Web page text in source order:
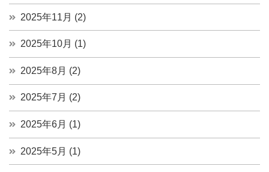
2025年11月 (2)
2025年10月 (1)
2025年8月 (2)
2025年7月 (2)
2025年6月 (1)
2025年5月 (1)